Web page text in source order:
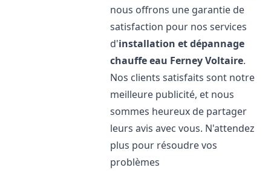
nous offrons une garantie de
satisfaction pour nos services
d'installation et dépannage
chauffe eau Ferney Voltaire.
Nos clients satisfaits sont notre
meilleure publicité, et nous
sommes heureux de partager
leurs avis avec vous. N'attendez
plus pour résoudre vos
problèmes